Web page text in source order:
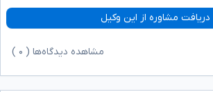
دریافت مشاوره از این وکیل
مشاهده دیدگاه‌ها ( ۰